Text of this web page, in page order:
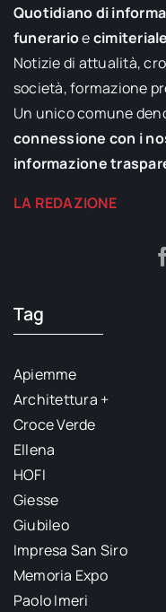
Quotidiano di
funerarioecimiteriale
Notizie di attualità,
società, formazione
Un unico comune
connessione con i
informazione
LA REDAZIONE
Tag
Apiemme
Architettura +
Croce Verde
Ellena
HOFI
Giesse
Giubileo
Impresa San Siro
Memoria Expo
Paolo Imeri